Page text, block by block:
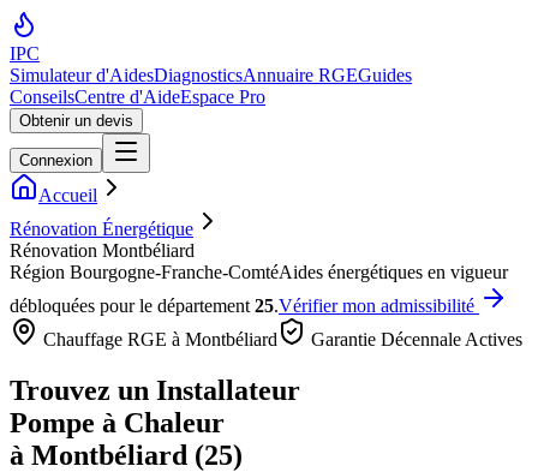
IPC
Simulateur d'AidesDiagnosticsAnnuaire RGEGuides
ConseilsCentre d'AideEspace Pro
Obtenir un devis
Connexion
Accueil
Rénovation Énergétique
Rénovation Montbéliard
Région Bourgogne-Franche-ComtéAides énergétiques en vigueur
débloquées pour le département 25.Vérifier mon admissibilité
Chauffage RGE à Montbéliard Garantie Décennale Actives
Trouvez un Installateur
Pompe à Chaleur
à Montbéliard (25)